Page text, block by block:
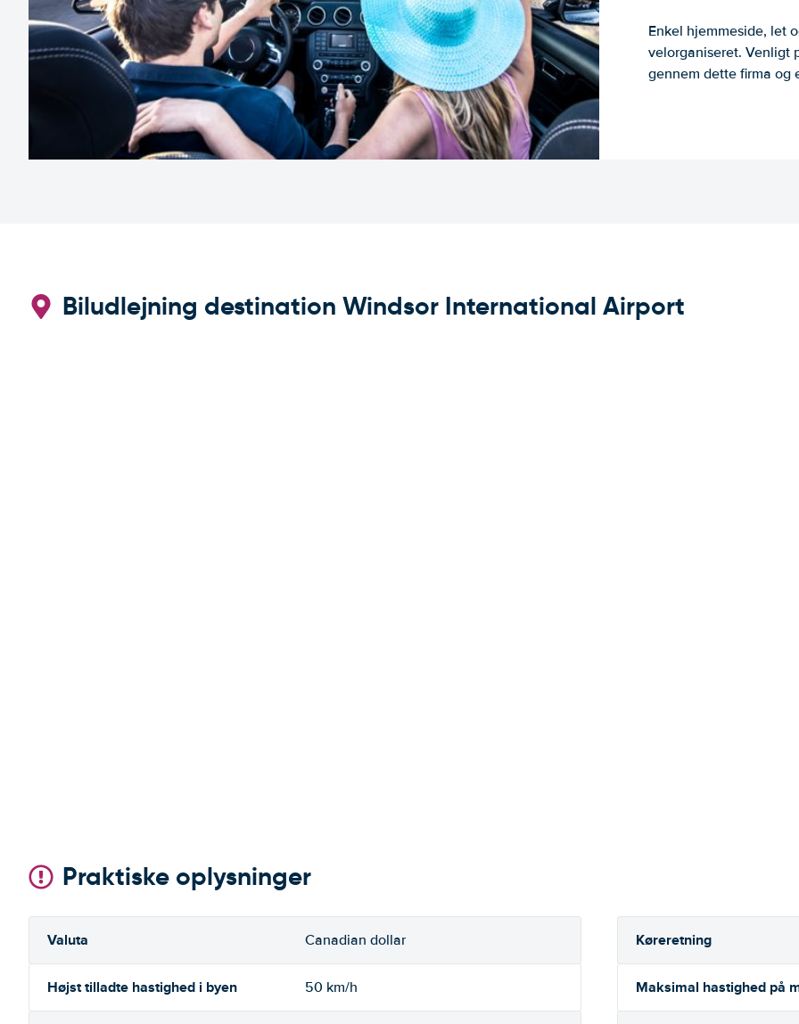
Enkel hjemmeside, let
velorganiseret. Venligt
gennem dette firma og
Biludlejning destination Windsor International Airport
Praktiske oplysninger
Valuta Canadian dollar Køreretning
Højst tilladte hastighed i byen 50 km/h Maksimal hastighed på